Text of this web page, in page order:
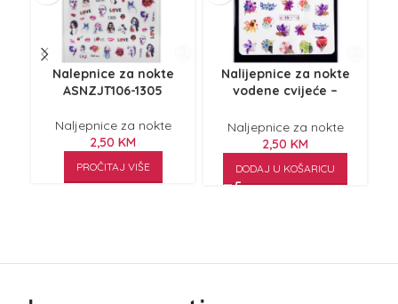
Nalepnice za nokte
ASNZJT106-1305
Naljepnice za nokte
2,50 KM
PROČITAJ VIŠE
Nalijepnice za nokte
vodene cvijeće –
Naljepnice za nokte
2,50 KM
DODAJ U KOŠARICU